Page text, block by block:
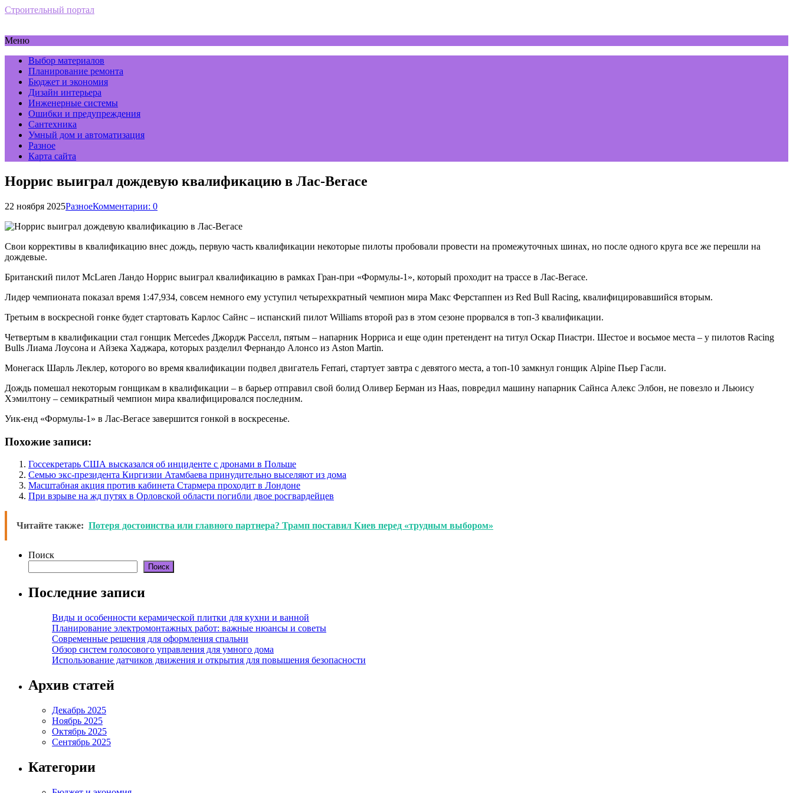
Строительный портал
Меню
Выбор материалов
Планирование ремонта
Бюджет и экономия
Дизайн интерьера
Инженерные системы
Ошибки и предупреждения
Сантехника
Умный дом и автоматизация
Разное
Карта сайта
Норрис выиграл дождевую квалификацию в Лас-Вегасе
22 ноября 2025РазноеКомментарии: 0
Свои коррективы в квалификацию внес дождь, первую часть квалификации некоторые пилоты пробовали провести на промежуточных шинах, но после одного круга все же перешли на
дождевые.
Британский пилот McLaren Ландо Норрис выиграл квалификацию в рамках Гран-при «Формулы-1», который проходит на трассе в Лас-Вегасе.
Лидер чемпионата показал время 1:47,934, совсем немного ему уступил четырехкратный чемпион мира Макс Ферстаппен из Red Bull Racing, квалифицировавшийся вторым.
Третьим в воскресной гонке будет стартовать Карлос Сайнс – испанский пилот Williams второй раз в этом сезоне прорвался в топ-3 квалификации.
Четвертым в квалификации стал гонщик Mercedes Джордж Расселл, пятым – напарник Норриса и еще один претендент на титул Оскар Пиастри. Шестое и восьмое места – у пилотов Racing
Bulls Лиама Лоусона и Айзека Хаджара, которых разделил Фернандо Алонсо из Aston Martin.
Монегаск Шарль Леклер, которого во время квалификации подвел двигатель Ferrari, стартует завтра с девятого места, а топ-10 замкнул гонщик Alpine Пьер Гасли.
Дождь помешал некоторым гонщикам в квалификации – в барьер отправил свой болид Оливер Берман из Haas, повредил машину напарник Сайнса Алекс Элбон, не повезло и Льюису
Хэмилтону – семикратный чемпион мира квалифицировался последним.
Уик-енд «Формулы-1» в Лас-Вегасе завершится гонкой в воскресенье.
Похожие записи:
Госсекретарь США высказался об инциденте с дронами в Польше
Семью экс-президента Киргизии Атамбаева принудительно выселяют из дома
Масштабная акция против кабинета Стармера проходит в Лондоне
При взрыве на жд путях в Орловской области погибли двое росгвардейцев
Читайте также: Потеря достоинства или главного партнера? Трамп поставил Киев перед «трудным выбором»
Поиск
Поиск
Последние записи
Виды и особенности керамической плитки для кухни и ванной
Планирование электромонтажных работ: важные нюансы и советы
Современные решения для оформления спальни
Обзор систем голосового управления для умного дома
Использование датчиков движения и открытия для повышения безопасности
Архив статей
Декабрь 2025
Ноябрь 2025
Октябрь 2025
Сентябрь 2025
Категории